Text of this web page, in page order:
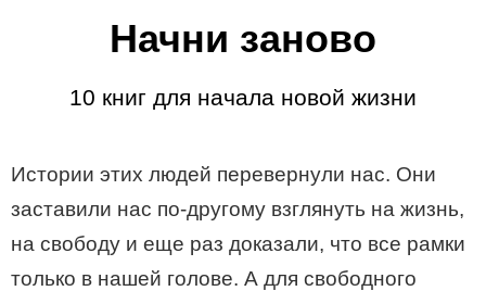
Начни заново
10 книг для начала новой жизни
Истории этих людей перевернули нас. Они
заставили нас по-другому взглянуть на жизнь,
на свободу и еще раз доказали, что все рамки
только в нашей голове. А для свободного